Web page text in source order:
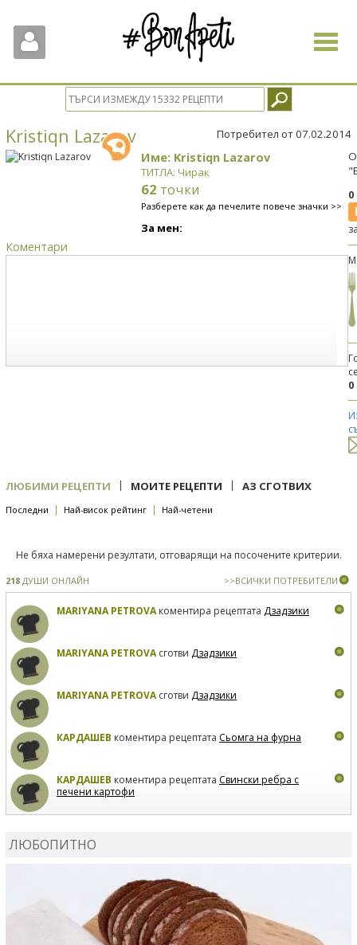
Toggle
Kristiqn Lazarov Потребител от 07.02.2014
Име: Kristiqn Lazarov
ТИТЛА: Чирак
62 точки
Разберете как да печелите повече значки >>
За мен:
Коментари
0
ЛЮБИМИ РЕЦЕПТИ | МОИТЕ РЕЦЕПТИ | АЗ СГОТВИХ
Последни | Най-висок рейтинг | Най-четени
Не бяха намерени резултати, отговарящи на посочените критерии.
218 ДУШИ ОНЛАЙН >>ВСИЧКИ ПОТРЕБИТЕЛИ
MARIYANA PETROVAкоментира рецептата Дзадзики
MARIYANA PETROVAсготви Дзадзики
MARIYANA PETROVAсготви Дзадзики
КАРДАШЕВ коментира рецептата Сьомга на фурна
КАРДАШЕВ коментира рецептата Свински ребра с
печени картофи
ЛЮБОПИТНО